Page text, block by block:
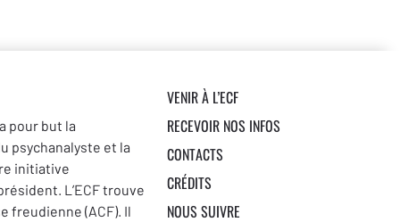
pour but la
psychanalyste et la
initiative
L’ECF trouve
freudienne (ACF). Il
VENIR À L’ECF
RECEVOIR NOS INFOS
CONTACTS
CRÉDITS
NOUS SUIVRE